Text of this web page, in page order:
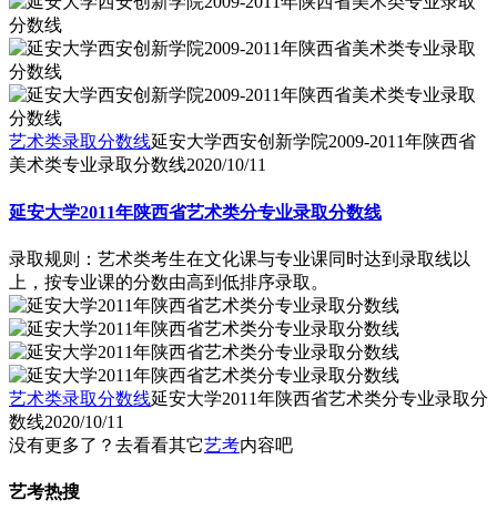
艺术类录取分数线延安大学西安创新学院2009-2011年陕西省
美术类专业录取分数线2020/10/11
延安大学2011年陕西省艺术类分专业录取分数线
录取规则：艺术类考生在文化课与专业课同时达到录取线以
上，按专业课的分数由高到低排序录取。
艺术类录取分数线延安大学2011年陕西省艺术类分专业录取分
数线2020/10/11
没有更多了？去看看其它艺考内容吧
艺考热搜